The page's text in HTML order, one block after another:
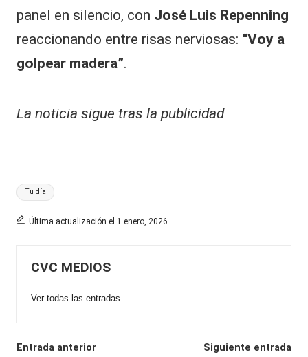
panel en silencio, con José Luis Repenning
reaccionando entre risas nerviosas: “Voy a
golpear madera”.
La noticia sigue tras la publicidad
Etiquetas:
Tu día
Última actualización el 1 enero, 2026
CVC MEDIOS
Ver todas las entradas
Navegación
Entrada anterior Siguiente entrada